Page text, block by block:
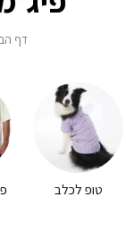
דף
טופ לכלב